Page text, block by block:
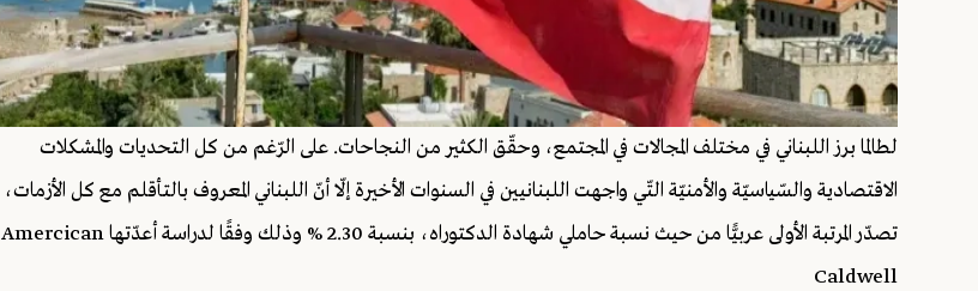
لطالما برز اللبناني في مختلف المجالات في المجتمع، وحقّق الكثير من النجاحات. على الرّغم من كل التحديات والمشكلات
الاقتصادية والسّياسيّة والأمنيّة التّي واجهت اللبنانيين في السنوات الأخيرة إلّا أنّ اللبناني المعروف بالتأقلم مع كل الأزمات،
تصدّر المرتبة الأولى عربيًّا من حيث نسبة حاملي شهادة الدكتوراه، بنسبة 2.30 % وذلك وفقًا لدراسة أعدّتها Amercican
Caldwell